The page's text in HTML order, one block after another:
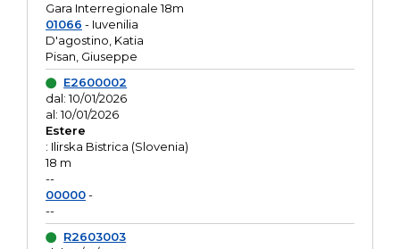
Gara Interregionale 18m
01066 - Iuvenilia
D'agostino, Katia
Pisan, Giuseppe
E2600002
dal: 10/01/2026
al: 10/01/2026
Estere
: Ilirska Bistrica (Slovenia)
18 m
--
00000-
--
R2603003